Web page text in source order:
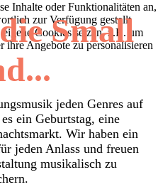
Small
jeden Genres auf
ein Geburtstag, eine
Wir haben ein
jeden Anlass und freuen
musikalisch zu
Inhalte oder Funktionalitäten an,
zur Verfügung gestellt
Cookies setzen, z.B. um
Angebote zu personalisieren